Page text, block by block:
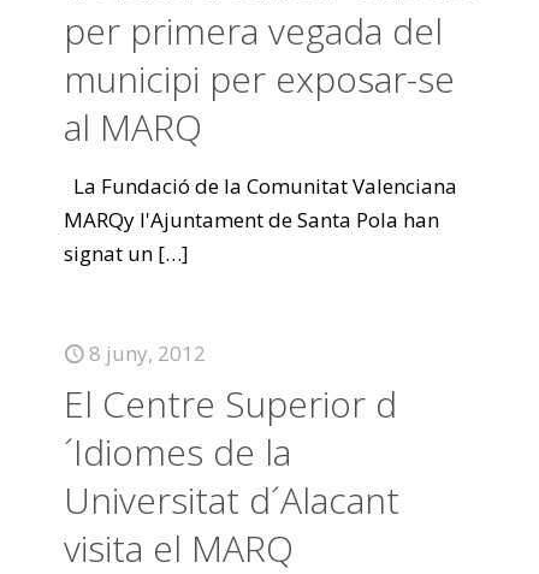
per primera vegada del
municipi per exposar-se
al MARQ
La Fundació de la Comunitat Valenciana
MARQy l'Ajuntament de Santa Pola han
signat un […]
8 juny, 2012
El Centre Superior d
´Idiomes de la
Universitat d´Alacant
visita el MARQ